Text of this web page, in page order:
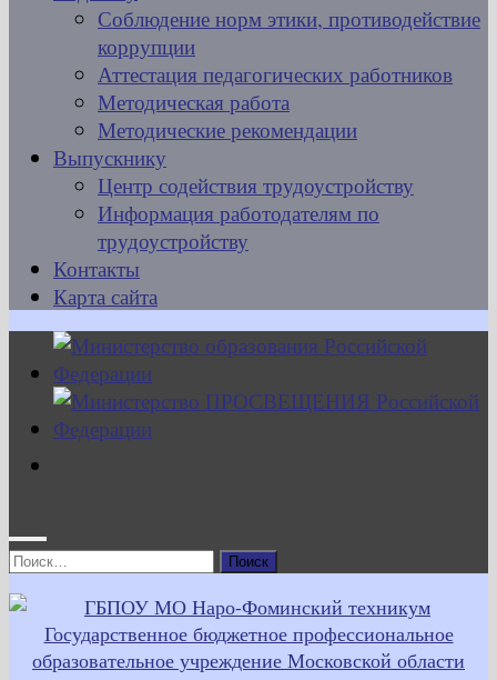
Соблюдение норм этики, противодействие
коррупции
Аттестация педагогических работников
Методическая работа
Методические рекомендации
Выпускнику
Центр содействия трудоустройству
Информация работодателям по
трудоустройству
Контакты
Карта сайта
Найти: